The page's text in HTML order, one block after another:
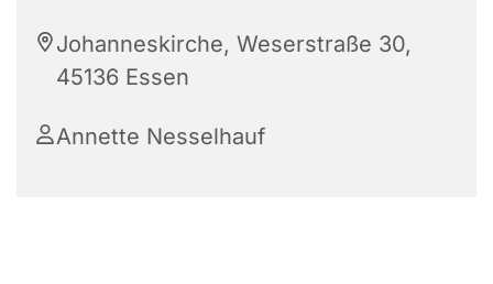
Johanneskirche, Weserstraße 30,
45136 Essen
Annette Nesselhauf